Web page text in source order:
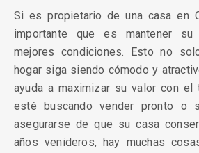
Si es propietario de una casa en
importante que es mantener
mejores condiciones. Esto no
hogar siga siendo cómodo y
ayuda a maximizar su valor con el
esté buscando vender pronto o
asegurarse de que su casa
años venideros, hay muchas